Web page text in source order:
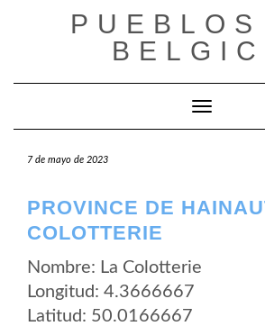
PUEBLOS
Cambiar
7 de mayo de 2023
PROVINCE DE
COLOTTERIE
Nombre: La Colotterie
Longitud: 4.3666667
Latitud: 50.0166667